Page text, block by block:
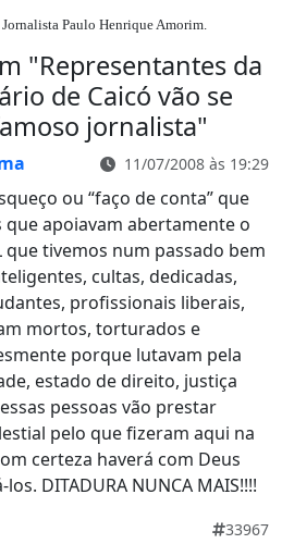
Paulo Henrique Amorim.
"Representantes da
de Caicó vão se
jornalista"
11/07/2008 às 19:29
ou “faço de conta” que
que apoiavam abertamente o
que tivemos num passado bem
cultas, dedicadas,
profissionais liberais,
mortos, torturados e
porque lutavam pela
estado de direito, justiça
pessoas vão prestar
pelo que fizeram aqui na
certeza haverá com Deus
DITADURA NUNCA MAIS!!!!
33967